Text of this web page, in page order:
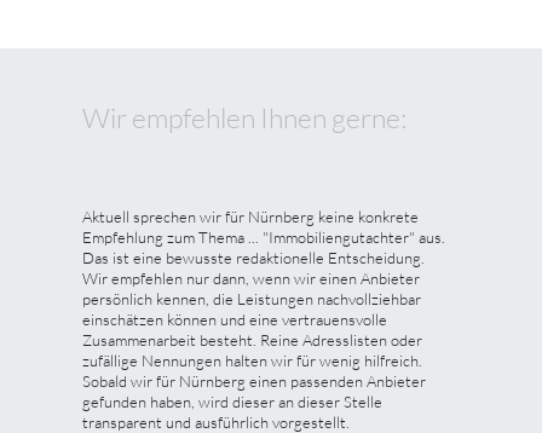
Wir empfehlen Ihnen gerne:
Aktuell sprechen wir für Nürnberg keine konkrete
Empfehlung zum Thema ... "Immobiliengutachter" aus.
Das ist eine bewusste redaktionelle Entscheidung.
Wir empfehlen nur dann, wenn wir einen Anbieter
persönlich kennen, die Leistungen nachvollziehbar
einschätzen können und eine vertrauensvolle
Zusammenarbeit besteht. Reine Adresslisten oder
zufällige Nennungen halten wir für wenig hilfreich.
Sobald wir für Nürnberg einen passenden Anbieter
gefunden haben, wird dieser an dieser Stelle
transparent und ausführlich vorgestellt.